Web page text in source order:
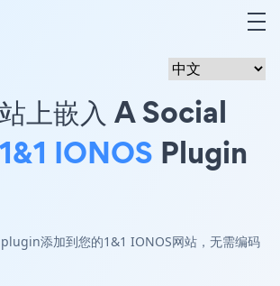
上嵌入 A Social
1&1 IONOS Plugin
添加到您的1&1 IONOS网站，无需编码